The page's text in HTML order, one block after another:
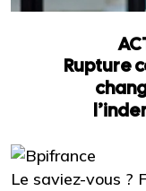
Rupture
Le saviez-vous ?